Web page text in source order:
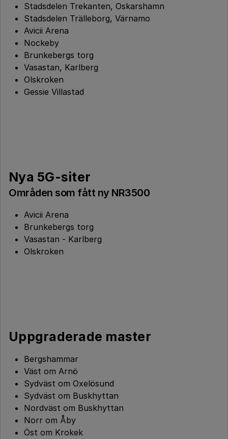
Stadsdelen Trekanten, Oskarshamn
Stadsdelen Trälleborg, Värnamo
Avicii Arena
Nockeby
Brunkebergs torg
Vasastan, Karlberg
Olskroken
Gessie Villastad
Nya 5G-siter
Områden som fått ny NR3500
Avicii Arena
Brunkebergs torg
Vasastan - Karlberg
Olskroken
Uppgraderade master
Bergshammar
Väst om Arnö
Sydväst om Oxelösund
Sydväst om Buskhyttan
Nordväst om Buskhyttan
Norr om Åby
Öst om Krokek